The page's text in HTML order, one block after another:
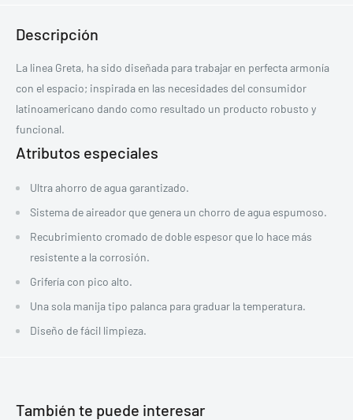
Descripción
La linea Greta, ha sido diseñada para trabajar en perfecta armonía
con el espacio; inspirada en las necesidades del consumidor
latinoamericano dando como resultado un producto robusto y
funcional.
Atributos especiales
Ultra ahorro de agua garantizado.
Sistema de aireador que genera un chorro de agua espumoso.
Recubrimiento cromado de doble espesor que lo hace más
resistente a la corrosión.
Grifería con pico alto.
Una sola manija tipo palanca para graduar la temperatura.
Diseño de fácil limpieza.
También te puede interesar